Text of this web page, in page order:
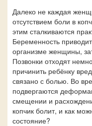
Далеко не каждая
отсутствием боли в
этим сталкиваются
Беременность
организме женщины,
Позвонки отходят
причинить ребёнку
связано с болью. Во
подвергаются
смещении и
копчик болит, и как
состояние?